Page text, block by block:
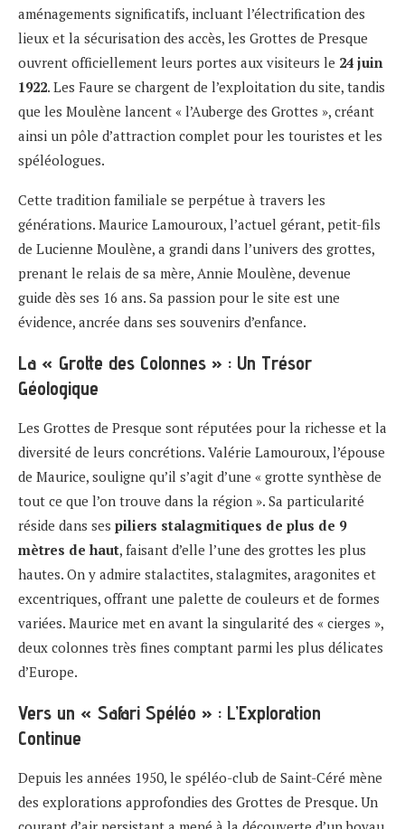
aménagements significatifs, incluant l’électrification des
lieux et la sécurisation des accès, les Grottes de Presque
ouvrent officiellement leurs portes aux visiteurs le 24 juin
1922. Les Faure se chargent de l’exploitation du site, tandis
que les Moulène lancent « l’Auberge des Grottes », créant
ainsi un pôle d’attraction complet pour les touristes et les
spéléologues.
Cette tradition familiale se perpétue à travers les
générations. Maurice Lamouroux, l’actuel gérant, petit-fils
de Lucienne Moulène, a grandi dans l’univers des grottes,
prenant le relais de sa mère, Annie Moulène, devenue
guide dès ses 16 ans. Sa passion pour le site est une
évidence, ancrée dans ses souvenirs d’enfance.
La « Grotte des Colonnes » : Un Trésor
Géologique
Les Grottes de Presque sont réputées pour la richesse et la
diversité de leurs concrétions. Valérie Lamouroux, l’épouse
de Maurice, souligne qu’il s’agit d’une « grotte synthèse de
tout ce que l’on trouve dans la région ». Sa particularité
réside dans ses piliers stalagmitiques de plus de 9
mètres de haut, faisant d’elle l’une des grottes les plus
hautes. On y admire stalactites, stalagmites, aragonites et
excentriques, offrant une palette de couleurs et de formes
variées. Maurice met en avant la singularité des « cierges »,
deux colonnes très fines comptant parmi les plus délicates
d’Europe.
Vers un « Safari Spéléo » : L’Exploration
Continue
Depuis les années 1950, le spéléo-club de Saint-Céré mène
des explorations approfondies des Grottes de Presque. Un